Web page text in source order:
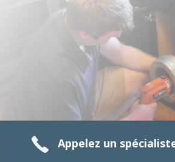
Appelez un